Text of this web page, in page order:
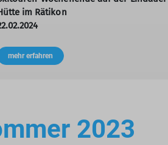
im Rätikon
mehr erfahren
2023